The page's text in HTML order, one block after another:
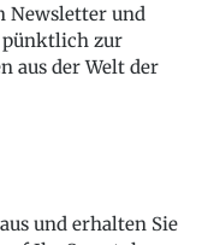
Newsletter und
pünktlich zur
aus der Welt der
und erhalten Sie